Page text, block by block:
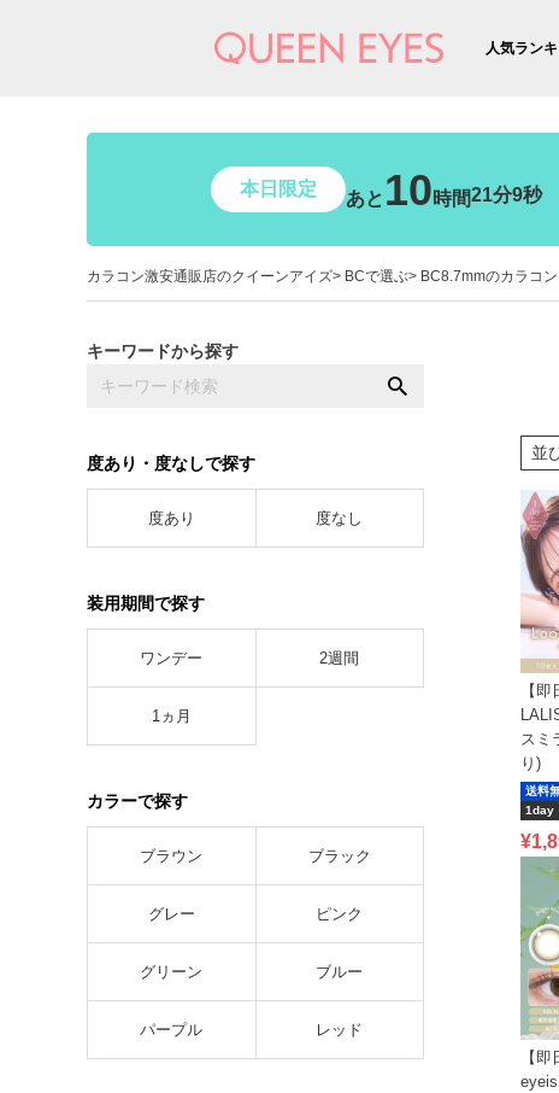
人気ラン
本日限定 あと 10時間21分7秒
カラコン激安通販店のクイーンアイズ BCで選ぶ BC8.7mmのカラコン
キーワードから探す
度あり・度なしで探す
度あり 度なし
装用期間で探す
ワンデー 2週間
1ヵ月
カラーで探す
ブラウン ブラック
グレー ピンク
グリーン ブルー
パープル レッド
並
【即
スミ
り)
送料
1day
¥
【